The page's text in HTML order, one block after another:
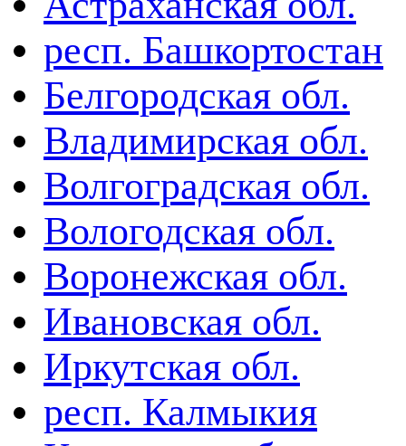
респ. Башкортостан
Белгородская обл.
Владимирская обл.
Волгоградская обл.
Вологодская обл.
Воронежская обл.
Ивановская обл.
Иркутская обл.
респ. Калмыкия